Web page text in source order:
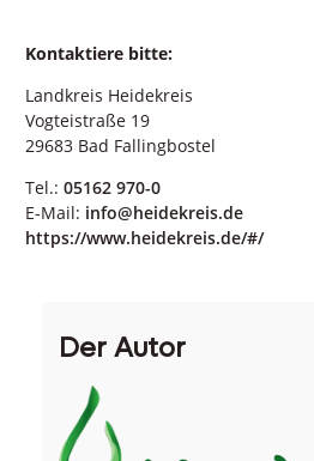
Kontaktiere bitte:
Landkreis Heidekreis
Vogteistraße 19
29683 Bad Fallingbostel
Tel.: 05162 970-0
E-Mail: info@heidekreis.de
https://www.heidekreis.de/#/
Der Autor